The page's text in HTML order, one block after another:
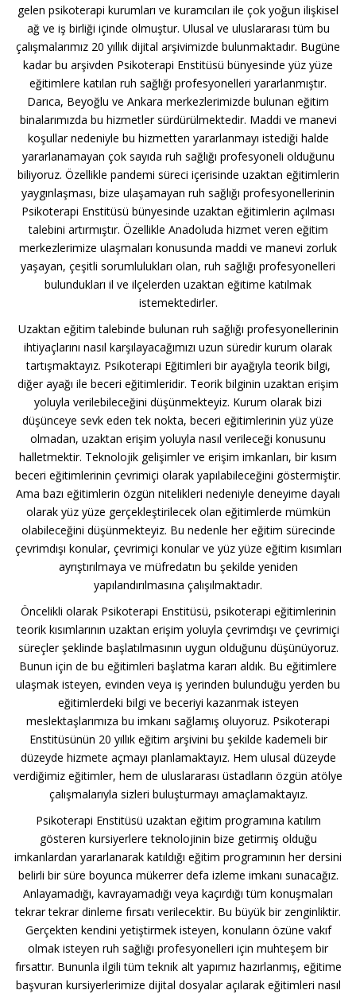
gelen psikoterapi kurumları ve kuramcıları ile çok yoğun ilişkisel
ağ ve iş birliği içinde olmuştur. Ulusal ve uluslararası tüm bu
çalışmalarımız 20 yıllık dijital arşivimizde bulunmaktadır. Bugüne
kadar bu arşivden Psikoterapi Enstitüsü bünyesinde yüz yüze
eğitimlere katılan ruh sağlığı profesyonelleri yararlanmıştır.
Darıca, Beyoğlu ve Ankara merkezlerimizde bulunan eğitim
binalarımızda bu hizmetler sürdürülmektedir. Maddi ve manevi
koşullar nedeniyle bu hizmetten yararlanmayı istediği halde
yararlanamayan çok sayıda ruh sağlığı profesyoneli olduğunu
biliyoruz. Özellikle pandemi süreci içerisinde uzaktan eğitimlerin
yaygınlaşması, bize ulaşamayan ruh sağlığı profesyonellerinin
Psikoterapi Enstitüsü bünyesinde uzaktan eğitimlerin açılması
talebini artırmıştır. Özellikle Anadoluda hizmet veren eğitim
merkezlerimize ulaşmaları konusunda maddi ve manevi zorluk
yaşayan, çeşitli sorumlulukları olan, ruh sağlığı profesyonelleri
bulundukları il ve ilçelerden uzaktan eğitime katılmak
istemektedirler.
Uzaktan eğitim talebinde bulunan ruh sağlığı profesyonellerinin
ihtiyaçlarını nasıl karşılayacağımızı uzun süredir kurum olarak
tartışmaktayız. Psikoterapi Eğitimleri bir ayağıyla teorik bilgi,
diğer ayağı ile beceri eğitimleridir. Teorik bilginin uzaktan erişim
yoluyla verilebileceğini düşünmekteyiz. Kurum olarak bizi
düşünceye sevk eden tek nokta, beceri eğitimlerinin yüz yüze
olmadan, uzaktan erişim yoluyla nasıl verileceği konusunu
halletmektir. Teknolojik gelişimler ve erişim imkanları, bir kısım
beceri eğitimlerinin çevrimiçi olarak yapılabileceğini göstermiştir.
Ama bazı eğitimlerin özgün nitelikleri nedeniyle deneyime dayalı
olarak yüz yüze gerçekleştirilecek olan eğitimlerde mümkün
olabileceğini düşünmekteyiz. Bu nedenle her eğitim sürecinde
çevrimdışı konular, çevrimiçi konular ve yüz yüze eğitim kısımları
ayrıştırılmaya ve müfredatın bu şekilde yeniden
yapılandırılmasına çalışılmaktadır.
Öncelikli olarak Psikoterapi Enstitüsü, psikoterapi eğitimlerinin
teorik kısımlarının uzaktan erişim yoluyla çevrimdışı ve çevrimiçi
süreçler şeklinde başlatılmasının uygun olduğunu düşünüyoruz.
Bunun için de bu eğitimleri başlatma kararı aldık. Bu eğitimlere
ulaşmak isteyen, evinden veya iş yerinden bulunduğu yerden bu
eğitimlerdeki bilgi ve beceriyi kazanmak isteyen
meslektaşlarımıza bu imkanı sağlamış oluyoruz. Psikoterapi
Enstitüsünün 20 yıllık eğitim arşivini bu şekilde kademeli bir
düzeyde hizmete açmayı planlamaktayız. Hem ulusal düzeyde
verdiğimiz eğitimler, hem de uluslararası üstadların özgün atölye
çalışmalarıyla sizleri buluşturmayı amaçlamaktayız.
Psikoterapi Enstitüsü uzaktan eğitim programına katılım
gösteren kursiyerlere teknolojinin bize getirmiş olduğu
imkanlardan yararlanarak katıldığı eğitim programının her dersini
belirli bir süre boyunca mükerrer defa izleme imkanı sunacağız.
Anlayamadığı, kavrayamadığı veya kaçırdığı tüm konuşmaları
tekrar tekrar dinleme fırsatı verilecektir. Bu büyük bir zenginliktir.
Gerçekten kendini yetiştirmek isteyen, konuların özüne vakıf
olmak isteyen ruh sağlığı profesyonelleri için muhteşem bir
fırsattır. Bununla ilgili tüm teknik alt yapımız hazırlanmış, eğitime
başvuran kursiyerlerimize dijital dosyalar açılarak eğitimleri nasıl